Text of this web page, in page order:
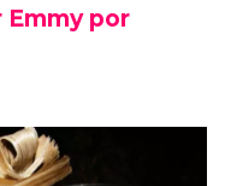
Emmy por